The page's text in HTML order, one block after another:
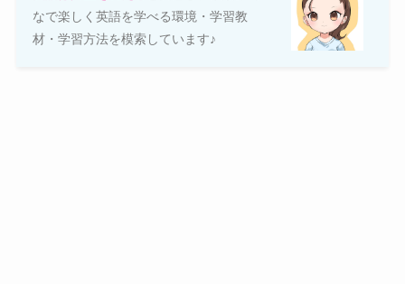
なで楽しく英語を学べる環境・学習教
材・学習方法を模索しています♪